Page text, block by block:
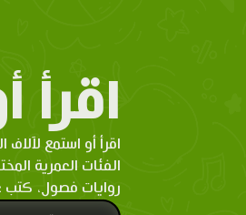
اقرأ
اقرأ أو استمع
الفئات العمرية
روايات فصول، كتب